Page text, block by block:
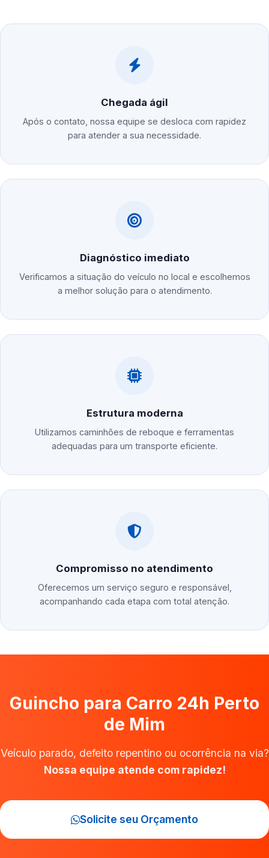
Chegada ágil
Após o contato, nossa equipe se desloca com rapidez
para atender a sua necessidade.
Diagnóstico imediato
Verificamos a situação do veículo no local e escolhemos
a melhor solução para o atendimento.
Estrutura moderna
Utilizamos caminhões de reboque e ferramentas
adequadas para um transporte eficiente.
Compromisso no atendimento
Oferecemos um serviço seguro e responsável,
acompanhando cada etapa com total atenção.
Guincho para Carro 24h Perto
de Mim
Veículo parado, defeito repentino ou ocorrência na via?
Nossa equipe atende com rapidez!
Solicite seu Orçamento